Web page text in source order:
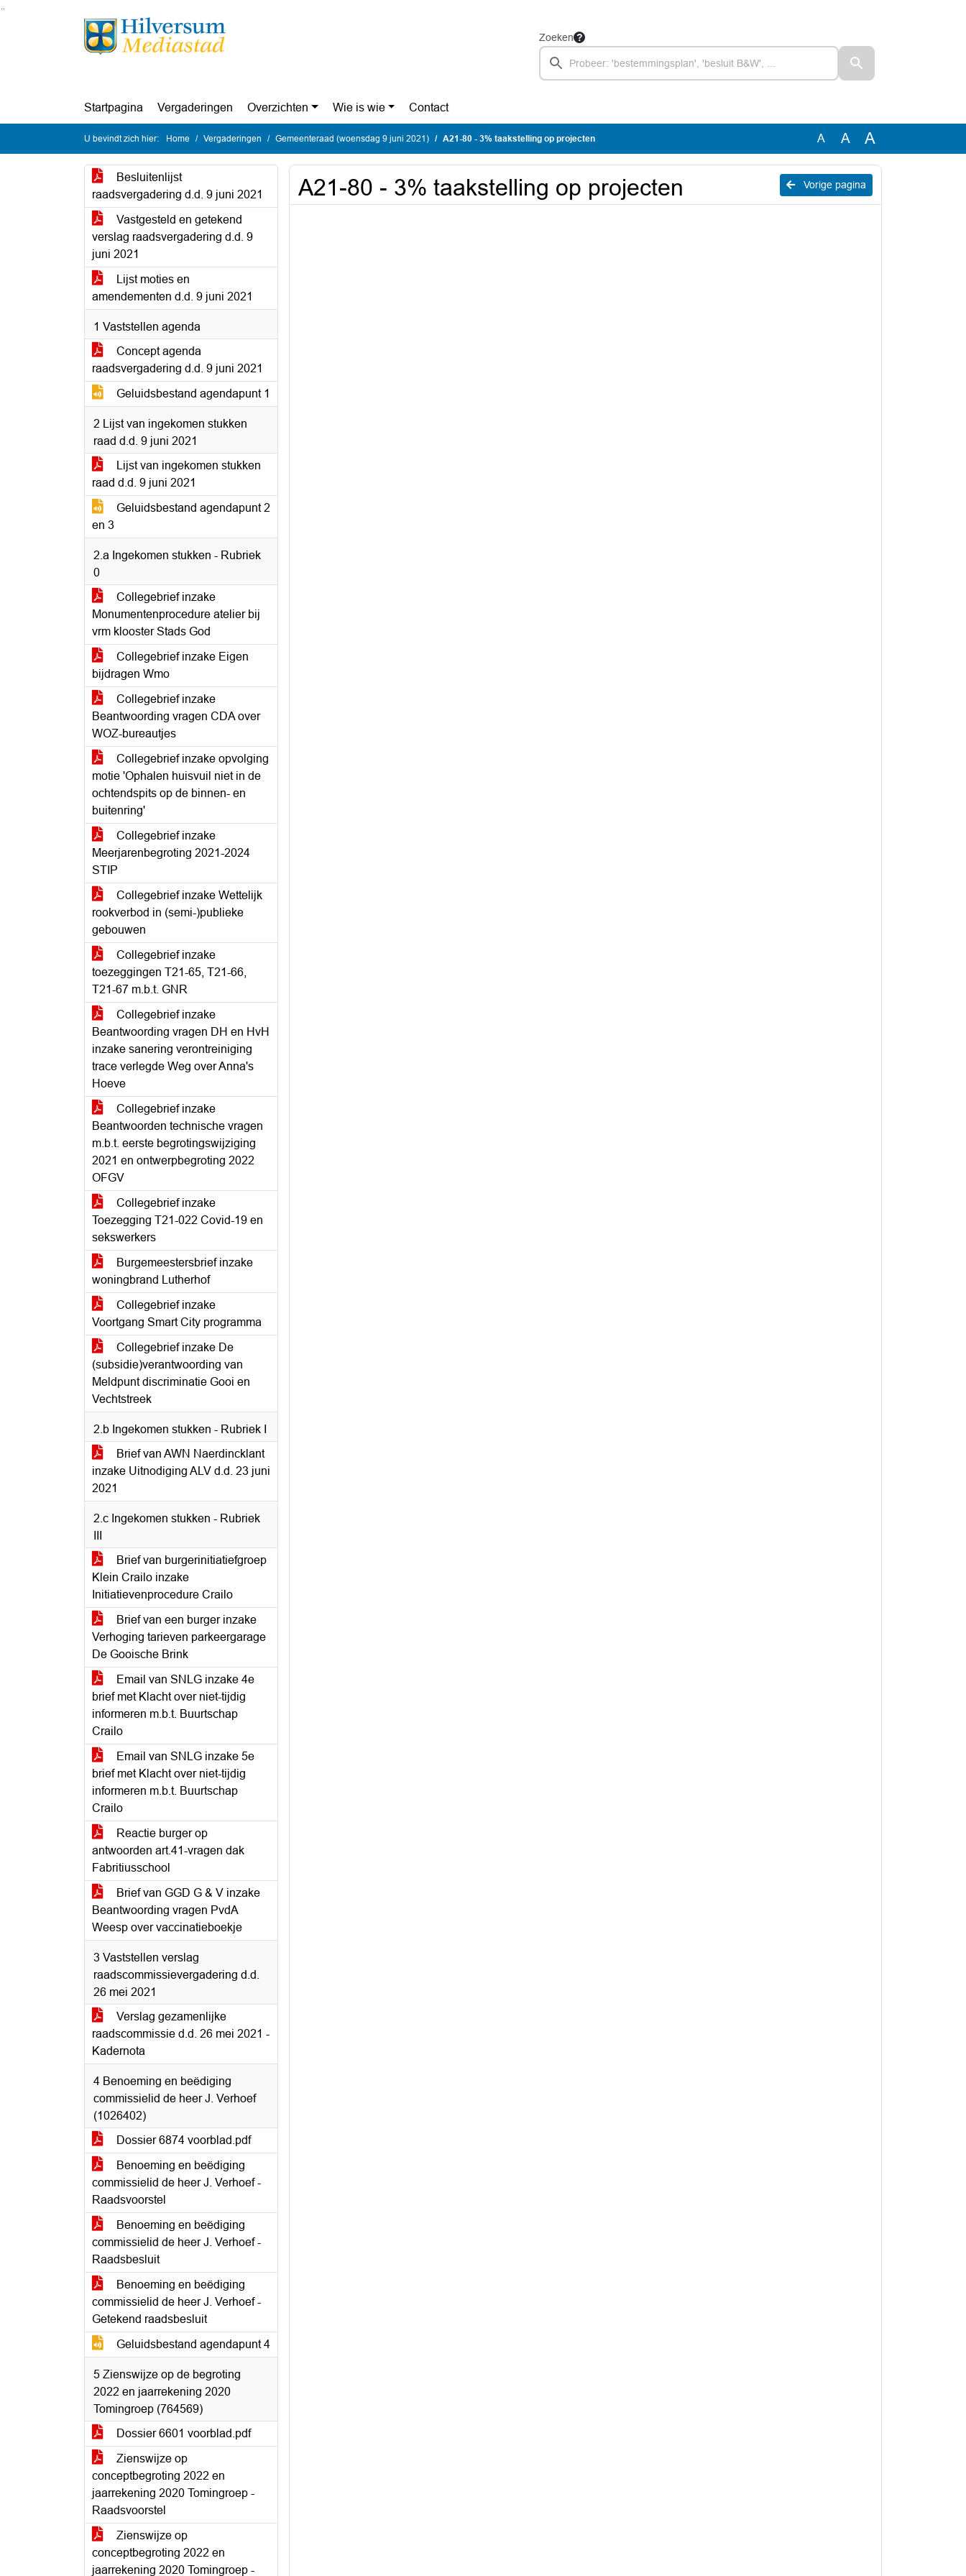
Ga naar de inhoud van deze pagina
Ga naar het zoeken
Ga naar het menu
Zoeken
Startpagina Vergaderingen Overzichten Wie is wie Contact
U bevindt zich hier: Home Vergaderingen Gemeenteraad (woensdag 9 juni 2021) A21-80 - 3% taakstelling op projecten A A A
Besluitenlijst
raadsvergadering d.d. 9 juni 2021
Vastgesteld en getekend
verslag raadsvergadering d.d. 9
juni 2021
Lijst moties en
amendementen d.d. 9 juni 2021
1 Vaststellen agenda
Concept agenda
raadsvergadering d.d. 9 juni 2021
Geluidsbestand agendapunt 1
2 Lijst van ingekomen stukken
raad d.d. 9 juni 2021
Lijst van ingekomen stukken
raad d.d. 9 juni 2021
Geluidsbestand agendapunt 2
en 3
2.a Ingekomen stukken - Rubriek
0
Collegebrief inzake
Monumentenprocedure atelier bij
vrm klooster Stads God
Collegebrief inzake Eigen
bijdragen Wmo
Collegebrief inzake
Beantwoording vragen CDA over
WOZ-bureautjes
Collegebrief inzake opvolging
motie 'Ophalen huisvuil niet in de
ochtendspits op de binnen- en
buitenring'
Collegebrief inzake
Meerjarenbegroting 2021-2024
STIP
Collegebrief inzake Wettelijk
rookverbod in (semi-)publieke
gebouwen
Collegebrief inzake
toezeggingen T21-65, T21-66,
T21-67 m.b.t. GNR
Collegebrief inzake
Beantwoording vragen DH en HvH
inzake sanering verontreiniging
trace verlegde Weg over Anna's
Hoeve
Collegebrief inzake
Beantwoorden technische vragen
m.b.t. eerste begrotingswijziging
2021 en ontwerpbegroting 2022
OFGV
Collegebrief inzake
Toezegging T21-022 Covid-19 en
sekswerkers
Burgemeestersbrief inzake
woningbrand Lutherhof
Collegebrief inzake
Voortgang Smart City programma
Collegebrief inzake De
(subsidie)verantwoording van
Meldpunt discriminatie Gooi en
Vechtstreek
2.b Ingekomen stukken - Rubriek I
Brief van AWN Naerdincklant
inzake Uitnodiging ALV d.d. 23 juni
2021
2.c Ingekomen stukken - Rubriek
Brief van burgerinitiatiefgroep
Klein Crailo inzake
Initiatievenprocedure Crailo
Brief van een burger inzake
Verhoging tarieven parkeergarage
De Gooische Brink
Email van SNLG inzake 4e
brief met Klacht over niet-tijdig
informeren m.b.t. Buurtschap
Crailo
Email van SNLG inzake 5e
brief met Klacht over niet-tijdig
informeren m.b.t. Buurtschap
Crailo
Reactie burger op
antwoorden art.41-vragen dak
Fabritiusschool
Brief van GGD G & V inzake
Beantwoording vragen PvdA
Weesp over vaccinatieboekje
3 Vaststellen verslag
raadscommissievergadering d.d.
26 mei 2021
Verslag gezamenlijke
raadscommissie d.d. 26 mei 2021 -
Kadernota
4 Benoeming en beëdiging
commissielid de heer J. Verhoef
(1026402)
Dossier 6874 voorblad.pdf
Benoeming en beëdiging
commissielid de heer J. Verhoef -
Raadsvoorstel
Benoeming en beëdiging
commissielid de heer J. Verhoef -
Raadsbesluit
Benoeming en beëdiging
commissielid de heer J. Verhoef -
Getekend raadsbesluit
Geluidsbestand agendapunt 4
5 Zienswijze op de begroting
2022 en jaarrekening 2020
Tomingroep (764569)
Dossier 6601 voorblad.pdf
Zienswijze op
conceptbegroting 2022 en
jaarrekening 2020 Tomingroep -
Raadsvoorstel
Zienswijze op
conceptbegroting 2022 en
jaarrekening 2020 Tomingroep -
Vorige pagina
A21-80 - 3% taakstelling op projecten